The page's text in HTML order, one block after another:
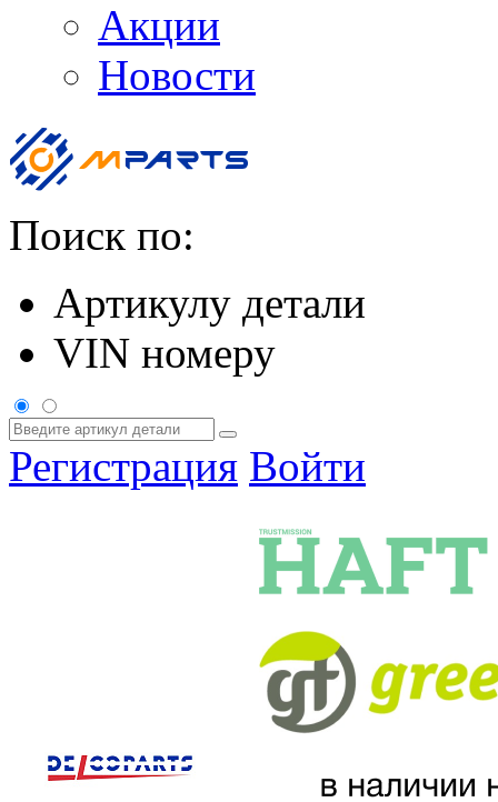
Акции
Новости
Поиск по:
Артикулу детали
VIN номеру
Регистрация Войти